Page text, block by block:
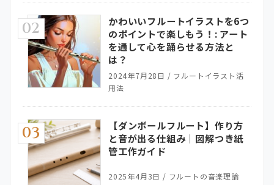
02
かわいいフルートイラストを6つ
のポイントで楽しもう！: アート
を通して心を踊らせる方法と
は？
2024年7月28日 / フルートイラスト活
用法
03
【ダンボールフルート】作り方
と音が出る仕組み｜図解つき紙
管工作ガイド
2025年4月3日 / フルートの音楽理論